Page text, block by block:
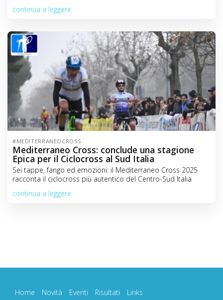
continua a leggere
#MEDITERRANEOCROSS
Mediterraneo Cross: conclude una stagione
Epica per il Ciclocross al Sud Italia
Sei tappe, fango ed emozioni: il Mediterraneo Cross 2025
racconta il ciclocross più autentico del Centro-Sud Italia
continua a leggere
Home Novità Eventi Risultati Links